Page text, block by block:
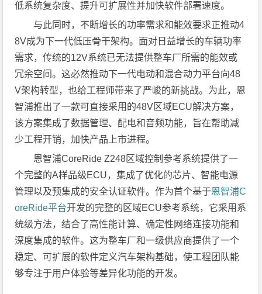
低系统复杂度、提升可扩展性并加快软件部署速度。
与此同时，不断增长的功率需求和能效要求正推动4
8V成为下一代低压骨干架构。面对日益增长的车辆功率
需求，传统的12V系统已无法提供整车厂所需的能效或
冗余空间。这必然推动下一代电动和混合动力平台向48
V架构转型，也给工程师带来了严峻的新挑战。为此，恩
智浦推出了一款可直接采用的48V区域ECU解决方案，
该方案集成了数据管理、配电和音频功能，旨在帮助减
少工程开销，加快产品上市进程。
恩智浦CoreRide Z248区域控制参考系统提供了一
个完整的A样品级ECU，集成了优化的芯片、智能电源
管理以及预集成的安全认证软件。作为首个基于恩智浦C
oreRide平台开发的完整的区域ECU参考系统，它采用系
统级方法，结合了高性能计算、确定性网络连接功能和
深度集成的软件。这为整车厂和一级供应商提供了一个
稳定、可扩展的软件定义汽车架构基础，使工程团队能
够专注于用户体验等差异化功能的开发。